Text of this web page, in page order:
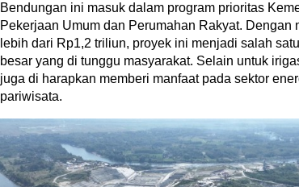
Bendungan ini masuk dalam program prioritas
Pekerjaan Umum dan Perumahan Rakyat. Dengan
lebih dari Rp1,2 triliun, proyek ini menjadi salah
besar yang di tunggu masyarakat. Selain untuk
juga di harapkan memberi manfaat pada sektor
pariwisata.